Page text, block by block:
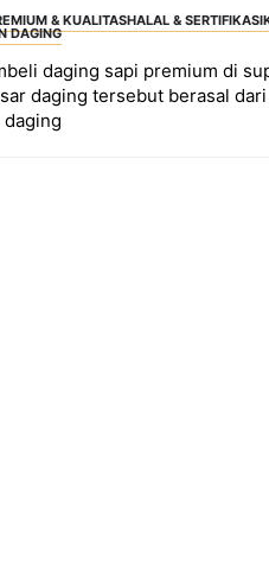
& KUALITASHALAL & SERTIFIKASI
DAGING
daging sapi premium di
daging tersebut berasal